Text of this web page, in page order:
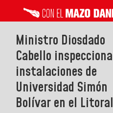
Ministro Diosdado
Cabello inspecciona
instalaciones de
Universidad Simón
Bolívar en el Litoral